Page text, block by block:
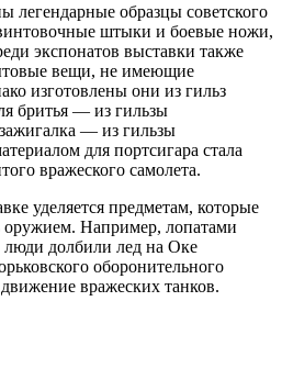
легендарные образцы советского
штыки и боевые ножи,
экспонатов выставки также
вещи, не имеющие
изготовлены они из гильз
бритья — из гильзы
— из гильзы
для портсигара стала
вражеского самолета.
уделяется предметам, которые
оружием. Например, лопатами
долбили лед на Оке
оборонительного
вражеских танков.